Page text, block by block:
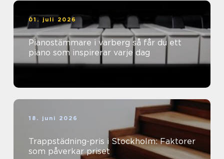
01. juli 2026
Pianostämmare i varberg så får du ett
piano som inspirerar varje dag
18. juni 2026
Trappstädning-pris i Stockholm: Faktorer
som påverkar priset